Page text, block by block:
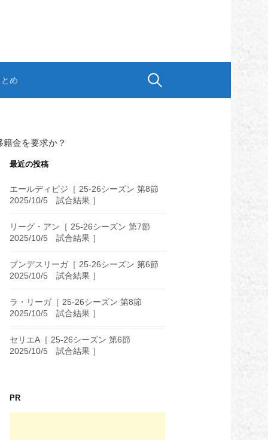
め 検
金を要求か？
最近の投稿
エールディビジ［ 25-26シーズン 第8節
2025/10/5 試合結果 ］
リーグ・アン［ 25-26シーズン 第7節
2025/10/5 試合結果 ］
ブンデスリーガ［ 25-26シーズン 第6節
2025/10/5 試合結果 ］
ラ・リーガ［ 25-26シーズン 第8節
2025/10/5 試合結果 ］
セリエA［ 25-26シーズン 第6節
2025/10/5 試合結果 ］
PR